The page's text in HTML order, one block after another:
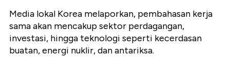
Media lokal Korea melaporkan, pembahasan kerja
sama akan mencakup sektor perdagangan,
investasi, hingga teknologi seperti kecerdasan
buatan, energi nuklir, dan antariksa.